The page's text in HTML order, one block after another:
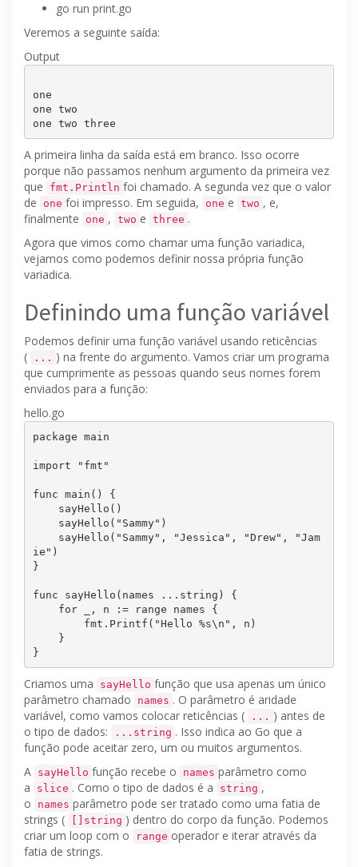
go run print.go
Veremos a seguinte saída:
Output
one
one two
A primeira linha da saída está em branco. Isso ocorre
porque não passamos nenhum argumento da primeira vez
que
fmt.Println foi chamado. A segunda vez que o valor
de
one foi impresso. Em seguida, one e two , e,
finalmente
one , two e three .
Agora que vimos como chamar uma função variadica,
vejamos como podemos definir nossa própria função
variadica.
Definindo uma função variável
Podemos definir uma função variável usando reticências
(
... ) na frente do argumento. Vamos criar um programa
que cumprimente as pessoas quando seus nomes forem
enviados para a função:
hello.go
package main
import "fmt"
func main() {
    sayHello(
"Sammy" )
    sayHello(
"Sammy" , "Jessica" , "Drew" ,
"Jam
ie" )
}
func sayHello(names ...string) {
for _, n := range names {
        fmt.Printf(
"Hello %s\n" , n)
Criamos uma sayHello função que usa apenas um único
parâmetro chamado
names . O parâmetro é aridade
variável, como vamos colocar reticências (
... ) antes de
o tipo de dados:
...string . Isso indica ao Go que a
função pode aceitar zero, um ou muitos argumentos.
A sayHello função recebe o names parâmetro como
a
slice . Como o tipo de dados é a string ,
o
names parâmetro pode ser tratado como uma fatia de
strings (
[]string ) dentro do corpo da função. Podemos
criar um loop com o
range operador e iterar através da
fatia de strings.